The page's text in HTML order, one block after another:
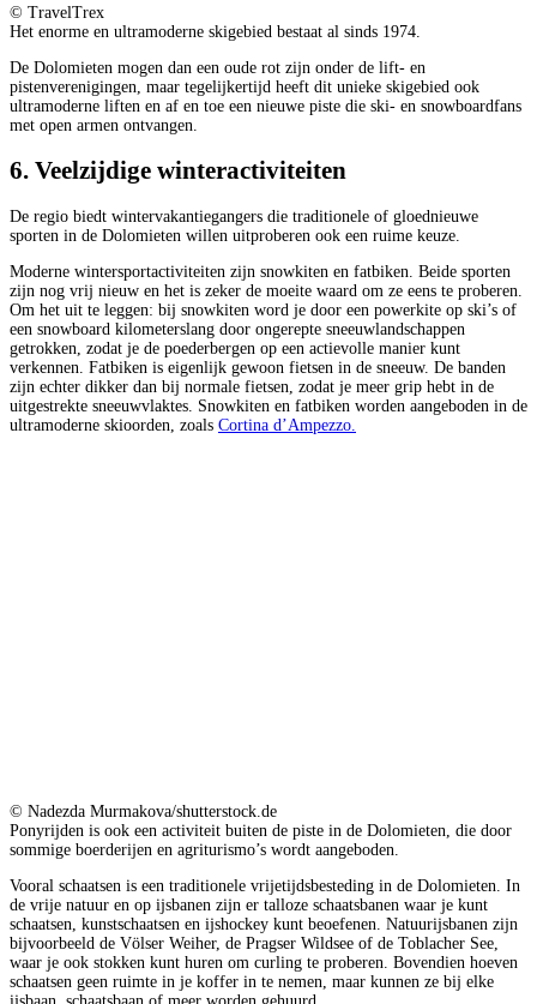
© TravelTrex
Het enorme en ultramoderne skigebied bestaat al sinds 1974.
De Dolomieten mogen dan een oude rot zijn onder de lift- en
pistenverenigingen, maar tegelijkertijd heeft dit unieke skigebied ook
ultramoderne liften en af en toe een nieuwe piste die ski- en snowboardfans
met open armen ontvangen.
6. Veelzijdige winteractiviteiten
De regio biedt wintervakantiegangers die traditionele of gloednieuwe
sporten in de Dolomieten willen uitproberen ook een ruime keuze.
Moderne wintersportactiviteiten zijn snowkiten en fatbiken. Beide sporten
zijn nog vrij nieuw en het is zeker de moeite waard om ze eens te proberen.
Om het uit te leggen: bij snowkiten word je door een powerkite op ski’s of
een snowboard kilometerslang door ongerepte sneeuwlandschappen
getrokken, zodat je de poederbergen op een actievolle manier kunt
verkennen. Fatbiken is eigenlijk gewoon fietsen in de sneeuw. De banden
zijn echter dikker dan bij normale fietsen, zodat je meer grip hebt in de
uitgestrekte sneeuwvlaktes. Snowkiten en fatbiken worden aangeboden in de
ultramoderne skioorden, zoals Cortina d’Ampezzo.
© Nadezda Murmakova/shutterstock.de
Ponyrijden is ook een activiteit buiten de piste in de Dolomieten, die door
sommige boerderijen en agriturismo’s wordt aangeboden.
Vooral schaatsen is een traditionele vrijetijdsbesteding in de Dolomieten. In
de vrije natuur en op ijsbanen zijn er talloze schaatsbanen waar je kunt
schaatsen, kunstschaatsen en ijshockey kunt beoefenen. Natuurijsbanen zijn
bijvoorbeeld de Völser Weiher, de Pragser Wildsee of de Toblacher See,
waar je ook stokken kunt huren om curling te proberen. Bovendien hoeven
schaatsen geen ruimte in je koffer in te nemen, maar kunnen ze bij elke